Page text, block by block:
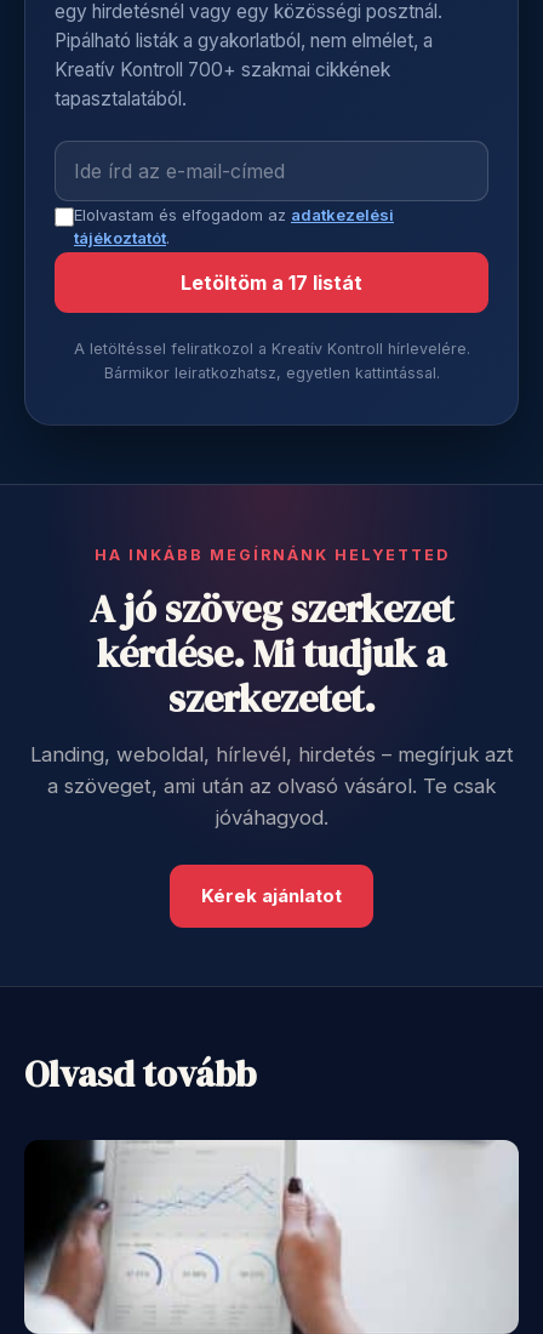
egy hirdetésnél vagy egy közösségi posztnál.
Pipálható listák a gyakorlatból, nem elmélet, a
Kreatív Kontroll 700+ szakmai cikkének
tapasztalatából.
Elolvastam és elfogadom az adatkezelési
tájékoztatót.
Letöltöm a 17 listát
A letöltéssel feliratkozol a Kreatív Kontroll hírlevelére.
Bármikor leiratkozhatsz, egyetlen kattintással.
HA INKÁBB MEGÍRNÁNK HELYETTED
A jó szöveg szerkezet
kérdése. Mi tudjuk a
szerkezetet.
Landing, weboldal, hírlevél, hirdetés – megírjuk azt
a szöveget, ami után az olvasó vásárol. Te csak
jóváhagyod.
Kérek ajánlatot
Olvasd tovább